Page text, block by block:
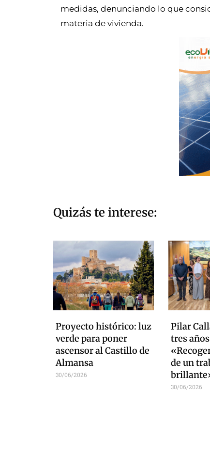
medidas, denunciando lo que
materia de vivienda.
Quizás te interese:
Proyecto histórico: luz
verde para poner
ascensor al Castillo de
Almansa
30/06/2026
Pilar
tres
de un
30/06/2026